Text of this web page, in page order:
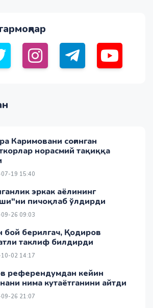
Каримовани соғинган
норасмий тақиққа
19 15:40
эркак аёлининг
пичоқлаб ўлдирди
26 09:03
бой берилгач, Қодиров
таклиф билдирди
02 14:17
референдумдан кейин
нима кутаётганини айтди
26 21:07